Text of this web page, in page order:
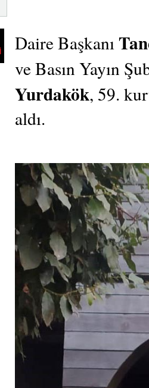
Daire Başkanı
ve Basın Yayın
Yurdakök, 59.
aldı.